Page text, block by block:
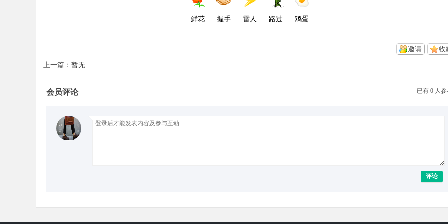
鲜花 握手 雷人 路过 鸡蛋
收
邀请
上一篇：暂无
已有 0 人
会员评论
评论